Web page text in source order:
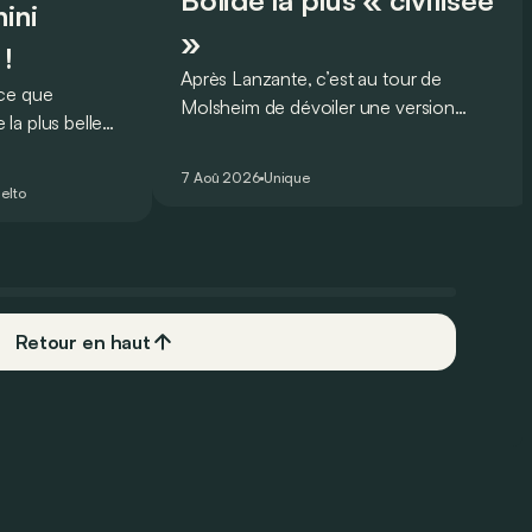
que
plus belle
»
Après Lanzante, c’est au tour de
Molsheim de dévoiler une version
7 Aoû 2026 Unique
Retour en haut